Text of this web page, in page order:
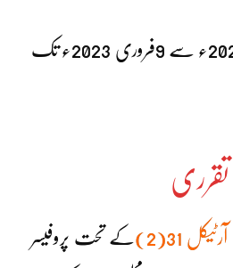
کتاب میلہ 6فروری 2023ء سے 9فروری 2023ء تک
تقرری
آرٹیکل 31(2) کے تحت پروفیسر